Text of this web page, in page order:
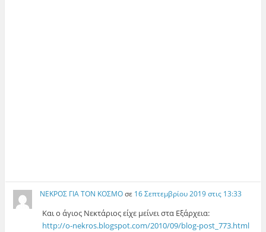
ΝΕΚΡΟΣ ΓΙΑ ΤΟΝ ΚΟΣΜΟσε 16 Σεπτεμβρίου 2019 στις 13:33
Και ο άγιος Νεκτάριος είχε μείνει στα Εξάρχεια:
http://o-nekros.blogspot.com/2010/09/blog-post_773.html